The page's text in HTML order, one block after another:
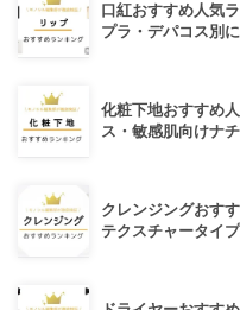
口紅おすすめ人気
プラ・デパコス別に
化粧下地おすすめ
ス・敏感肌向けナ
クレンジングおす
テクスチャータイ